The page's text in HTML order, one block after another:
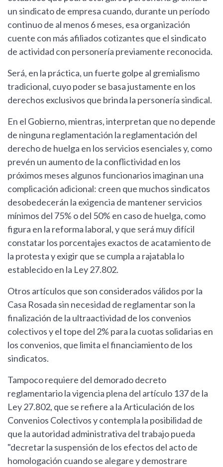
un sindicato de empresa cuando, durante un período
continuo de al menos 6 meses, esa organización
cuente con más afiliados cotizantes que el sindicato
de actividad con personería previamente reconocida.
Será, en la práctica, un fuerte golpe al gremialismo
tradicional, cuyo poder se basa justamente en los
derechos exclusivos que brinda la personería sindical.
En el Gobierno, mientras, interpretan que no depende
de ninguna reglamentación la reglamentación del
derecho de huelga en los servicios esenciales y, como
prevén un aumento de la conflictividad en los
próximos meses algunos funcionarios imaginan una
complicación adicional: creen que muchos sindicatos
desobedecerán la exigencia de mantener servicios
mínimos del 75% o del 50% en caso de huelga, como
figura en la reforma laboral, y que será muy difícil
constatar los porcentajes exactos de acatamiento de
la protesta y exigir que se cumpla a rajatabla lo
establecido en la Ley 27.802.
Otros artículos que son considerados válidos por la
Casa Rosada sin necesidad de reglamentar son la
finalización de la ultraactividad de los convenios
colectivos y el tope del 2% para la cuotas solidarias en
los convenios, que limita el financiamiento de los
sindicatos.
Tampoco requiere del demorado decreto
reglamentario la vigencia plena del artículo 137 de la
Ley 27.802, que se refiere a la Articulación de los
Convenios Colectivos y contempla la posibilidad de
que la autoridad administrativa del trabajo pueda
"decretar la suspensión de los efectos del acto de
homologación cuando se alegare y demostrare